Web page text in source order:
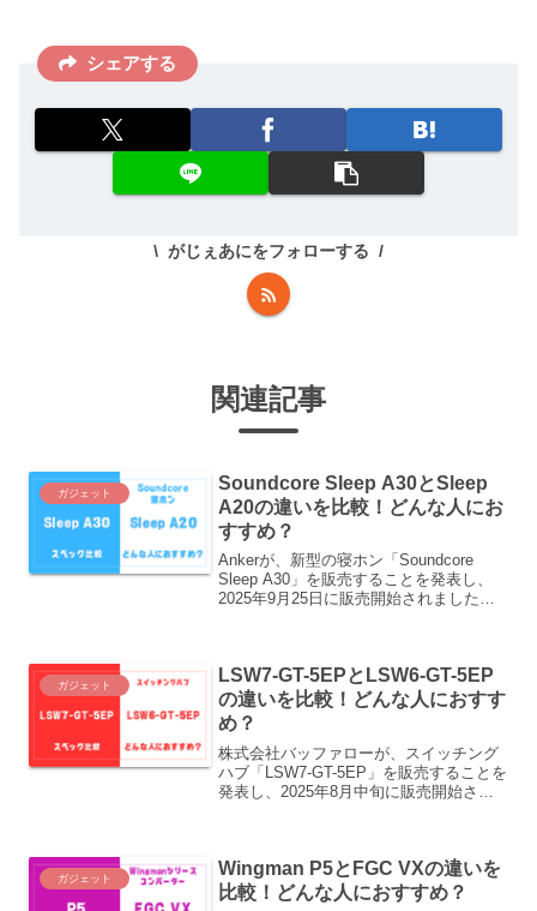
シェアする
がじぇあにをフォローする
関連記事
ガジェット
Soundcore Sleep A30とSleep
A20の違いを比較！どんな人にお
すすめ？
Ankerが、新型の寝ホン「Soundcore
Sleep A30」を販売することを発表し、
2025年9月25日に販売開始されました。
先代の「Sleep A20」の違いをご紹介し
ます。
ガジェット
LSW7-GT-5EPとLSW6-GT-5EP
の違いを比較！どんな人におすす
め？
株式会社バッファローが、スイッチング
ハブ「LSW7-GT-5EP」を販売することを
発表し、2025年8月中旬に販売開始され
5EP」と先代の「LSW6-GT-5EP」の違い
をご紹介します。
ガジェット
Wingman P5とFGC VXの違いを
比較！どんな人におすすめ？